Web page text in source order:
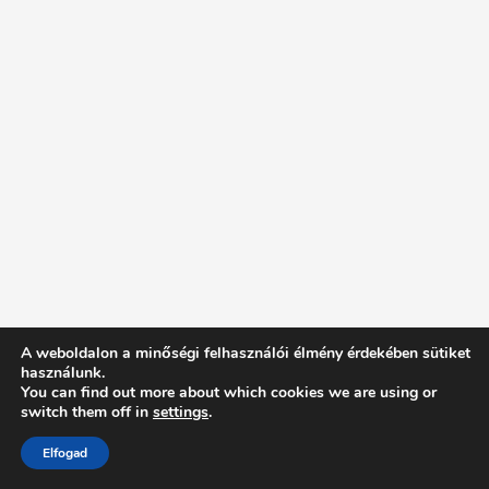
Intentionally Blank - Proudly powered by WordPress
A weboldalon a minőségi felhasználói élmény érdekében sütiket
használunk.
You can find out more about which cookies we are using or
switch them off in settings.
Elfogad